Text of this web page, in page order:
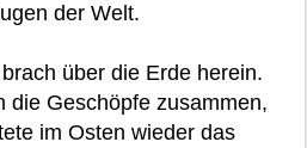
der Welt.
über die Erde herein.
die Geschöpfe zusammen,
im Osten wieder das